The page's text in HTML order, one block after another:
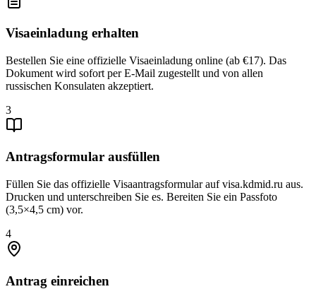
Visaeinladung erhalten
Bestellen Sie eine offizielle Visaeinladung online (ab €17). Das
Dokument wird sofort per E-Mail zugestellt und von allen
russischen Konsulaten akzeptiert.
3
Antragsformular ausfüllen
Füllen Sie das offizielle Visaantragsformular auf visa.kdmid.ru aus.
Drucken und unterschreiben Sie es. Bereiten Sie ein Passfoto
(3,5×4,5 cm) vor.
4
Antrag einreichen